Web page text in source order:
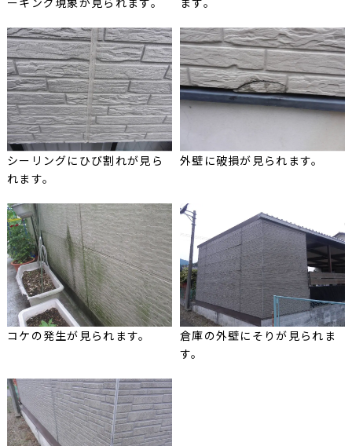
シーリングにひび割れが見ら
れます。
外壁に破損が見られます。
コケの発生が見られます。
倉庫の外壁にそりが見られま
す。